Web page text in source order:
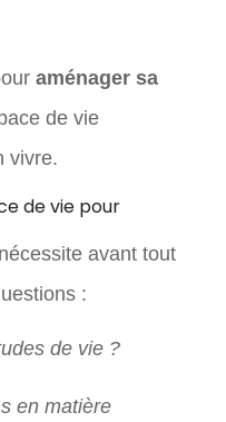
aménager sa
de vie
vivre.
de vie pour
nécessite avant tout
:
de vie ?
en matière